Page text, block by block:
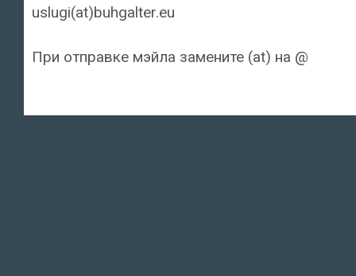
uslugi(at)buhgalter.eu
При отправке мэйла замените (at) на @